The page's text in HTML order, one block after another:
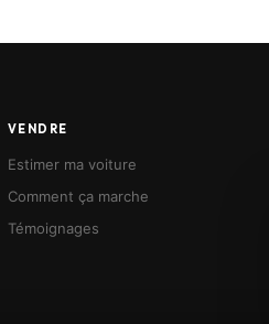
VENDRE
Estimer ma voiture
Comment ça marche
Témoignages